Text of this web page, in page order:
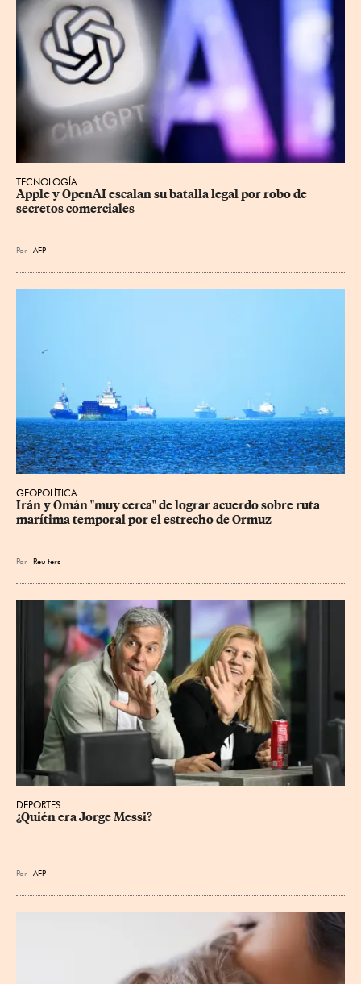
TECNOLOGÍA
Apple y OpenAI escalan su batalla legal por robo de
secretos comerciales
Por AFP
GEOPOLÍTICA
Irán y Omán "muy cerca" de lograr acuerdo sobre ruta
marítima temporal por el estrecho de Ormuz
Por Reu ters
DEPORTES
¿Quién era Jorge Messi?
Por AFP